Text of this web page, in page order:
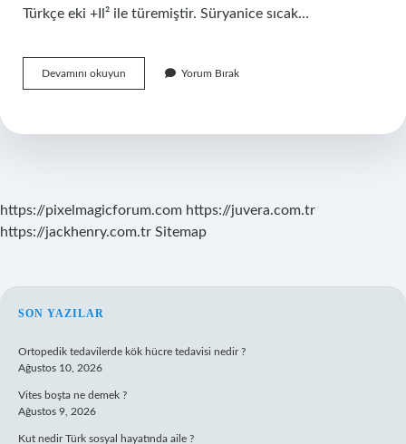
Türkçe eki +Il² ile türemiştir. Süryanice sıcak…
Devamını okuyun
Hangi
Yorum Bırak
https://pixelmagicforum.com https://juvera.com.tr
https://jackhenry.com.tr Sitemap
SIDEBAR
SON YAZILAR
Ortopedik tedavilerde kök hücre tedavisi nedir ?
Ağustos 10, 2026
Vites boşta ne demek ?
Ağustos 9, 2026
Kut nedir Türk sosyal hayatında aile ?